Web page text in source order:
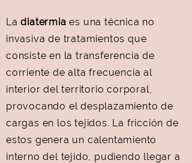
Ladiatermia es una técnica no
invasiva de tratamientos que
consiste en la transferencia de
corriente de alta frecuencia al
interior del territorio corporal,
provocando el desplazamiento de
cargas en los tejidos. La fricción de
estos genera un calentamiento
interno del tejido, pudiendo llegar a